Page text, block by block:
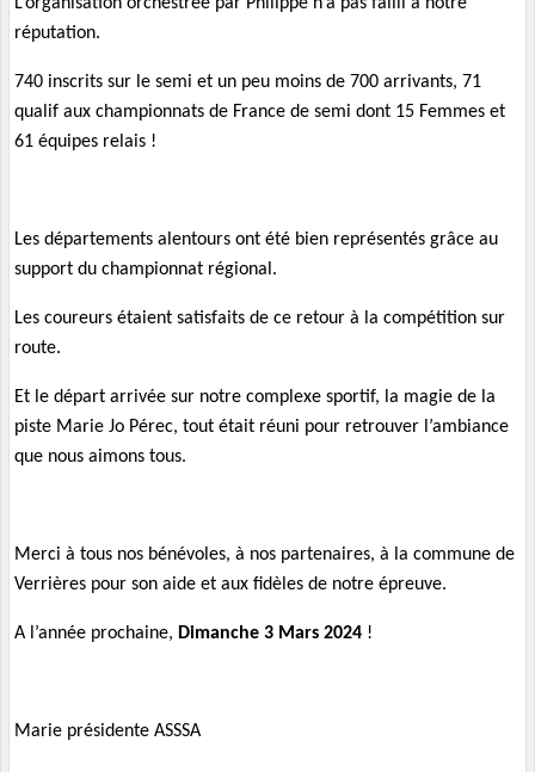
réputation.
740 inscrits sur le semi et un peu moins de 700 arrivants, 71
qualif aux championnats de France de semi dont 15 Femmes et
61 équipes relais !
Les départements alentours ont été bien représentés grâce au
support du championnat régional.
Les coureurs étaient satisfaits de ce retour à la compétition sur
route.
Et le départ arrivée sur notre complexe sportif, la magie de la
piste Marie Jo Pérec, tout était réuni pour retrouver l’ambiance
que nous aimons tous.
Merci à tous nos bénévoles, à nos partenaires, à la commune de
Verrières pour son aide et aux fidèles de notre épreuve.
A l’année prochaine, Dimanche 3 Mars 2024 !
Marie présidente ASSSA